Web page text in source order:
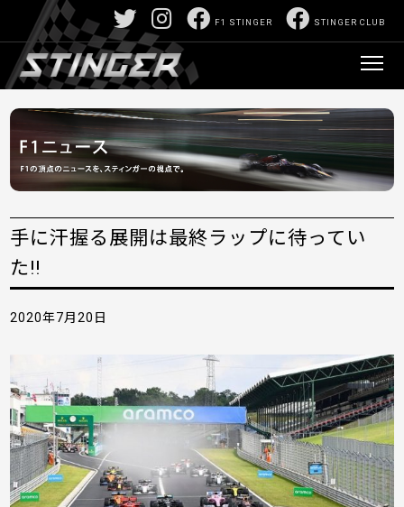
STINGER CLUB
F1 STINGER
手に汗握る展開は最終ラップに待ってい
た!!
2020年7月20日